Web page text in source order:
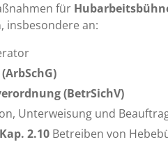
für
insbesondere an:
(BetrSichV)
Unterweisung und
2.10 Betreiben von